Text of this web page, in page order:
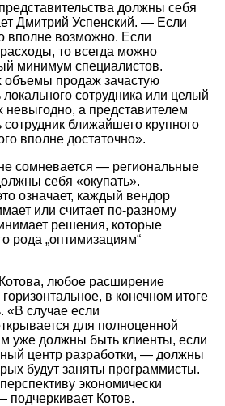
должны себя
Дмитрий Успенский. — Если
вполне возможно. Если
расходы, то всегда можно
минимум специалистов.
объемы продаж зачастую
сотрудника или целый
невыгодно, а представителем
сотрудник ближайшего крупного
вполне достаточно».
сомневается — региональные
себя «окупать».
означает, каждый вендор
или считает по-разному
решения, которые
рода „оптимизациям“
любое расширение
в конечном итоге
«В случае если
для полноценной
уже должны быть клиенты, если
центр разработки, — должны
будут заняты программисты.
экономически
подчеркивает Котов.